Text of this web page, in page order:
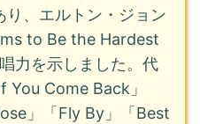
り、エルトン・ジョン
to Be the Hardest
力を示しました。代
You Come Back」
」「Fly By」「Best